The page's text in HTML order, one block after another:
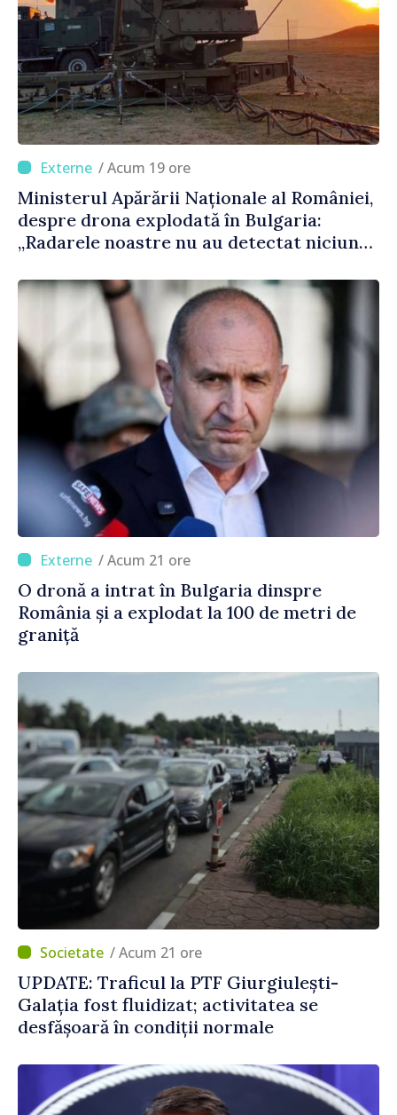
/ Acum 19 ore
Ministerul Apărării Naționale al României,
despre drona explodată în Bulgaria:
„Radarele noastre nu au detectat niciun
/ Acum 21 ore
O dronă a intrat în Bulgaria dinspre
România și a explodat la 100 de metri de
graniță
/ Acum 21 ore
UPDATE: Traficul la PTF Giurgiulești-
Galația fost fluidizat; activitatea se
desfășoară în condiții normale